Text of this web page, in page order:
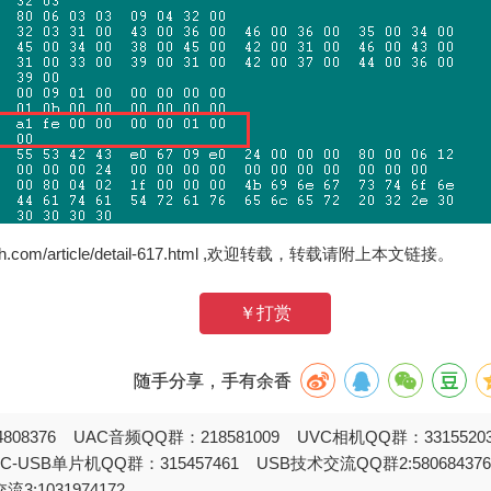
article/detail-617.html ,欢迎转载，转载请附上本文链接。
￥打赏
随手分享，手有余香
UAC音频QQ群：218581009 UVC相机QQ群：
USB单片机QQ群：315457461 USB技术交流QQ群